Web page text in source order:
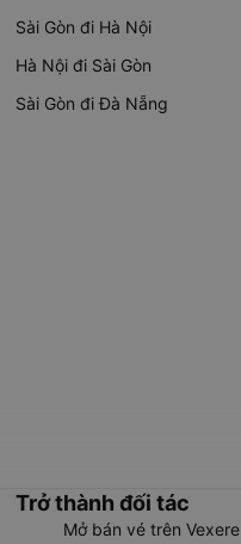
Sài Gòn đi Hà Nội
Hà Nội đi Sài Gòn
Sài Gòn đi Đà Nẵng
Trở thành đối tác
Mở bán vé trên Vexere